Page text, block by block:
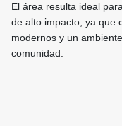
El área resulta ideal
de alto impacto, ya que
modernos y un
comunidad.